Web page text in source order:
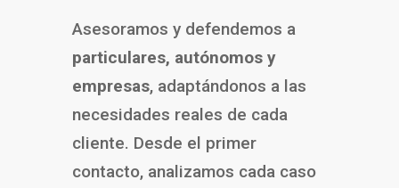
Asesoramos y defendemos a
particulares, autónomos y
empresas, adaptándonos a las
necesidades reales de cada
cliente. Desde el primer
contacto, analizamos cada caso